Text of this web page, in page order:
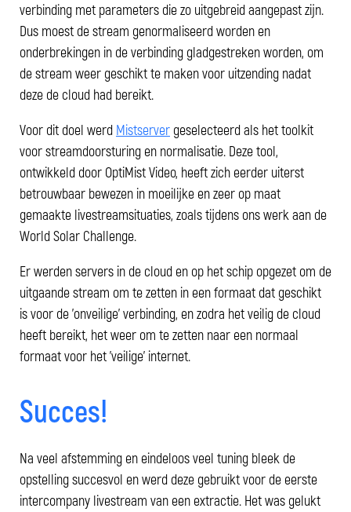
verbinding met parameters die zo uitgebreid aangepast zijn.
Dus moest de stream genormaliseerd worden en
onderbrekingen in de verbinding gladgestreken worden, om
de stream weer geschikt te maken voor uitzending nadat
deze de cloud had bereikt.
Voor dit doel werd Mistserver geselecteerd als het toolkit
voor streamdoorsturing en normalisatie. Deze tool,
ontwikkeld door OptiMist Video, heeft zich eerder uiterst
betrouwbaar bewezen in moeilijke en zeer op maat
gemaakte livestreamsituaties, zoals tijdens ons werk aan de
World Solar Challenge.
Er werden servers in de cloud en op het schip opgezet om de
uitgaande stream om te zetten in een formaat dat geschikt
is voor de 'onveilige' verbinding, en zodra het veilig de cloud
heeft bereikt, het weer om te zetten naar een normaal
formaat voor het 'veilige' internet.
Succes!
Na veel afstemming en eindeloos veel tuning bleek de
opstelling succesvol en werd deze gebruikt voor de eerste
intercompany livestream van een extractie. Het was gelukt